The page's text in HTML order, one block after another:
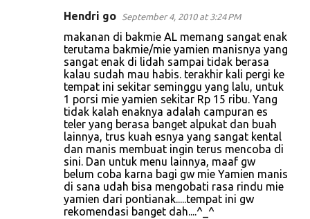
Hendri go September 4, 2010 at 3:24 PM
makanan di bakmie AL memang sangat enak
terutama bakmie/mie yamien manisnya yang
sangat enak di lidah sampai tidak berasa
kalau sudah mau habis. terakhir kali pergi ke
tempat ini sekitar seminggu yang lalu, untuk
1 porsi mie yamien sekitar Rp 15 ribu. Yang
tidak kalah enaknya adalah campuran es
teler yang berasa banget alpukat dan buah
lainnya, trus kuah esnya yang sangat kental
dan manis membuat ingin terus mencoba di
sini. Dan untuk menu lainnya, maaf gw
belum coba karna bagi gw mie Yamien manis
di sana udah bisa mengobati rasa rindu mie
yamien dari pontianak.....tempat ini gw
rekomendasi banget dah....^_^